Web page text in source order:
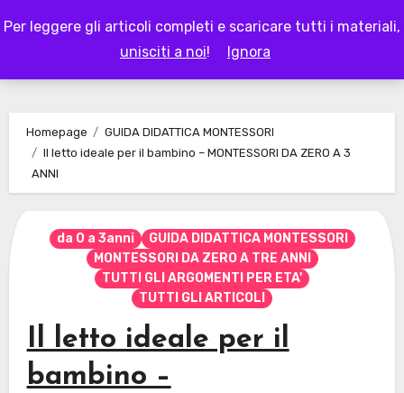
Per leggere gli articoli completi e scaricare tutti i materiali,
unisciti a noi! Ignora
to
LAPAPPADOLCE
Homepage
GUIDA DIDATTICA MONTESSORI
Il letto ideale per il bambino – MONTESSORI DA ZERO A 3
ANNI
da 0 a 3anni
GUIDA DIDATTICA MONTESSORI
MONTESSORI DA ZERO A TRE ANNI
TUTTI GLI ARGOMENTI PER ETA'
TUTTI GLI ARTICOLI
Il letto ideale per il
bambino –